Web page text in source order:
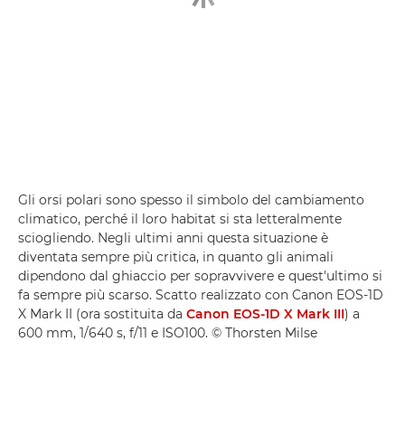
Gli orsi polari sono spesso il simbolo del cambiamento
climatico, perché il loro habitat si sta letteralmente
sciogliendo. Negli ultimi anni questa situazione è
diventata sempre più critica, in quanto gli animali
dipendono dal ghiaccio per sopravvivere e quest'ultimo si
fa sempre più scarso. Scatto realizzato con Canon EOS-1D
X Mark II (ora sostituita da Canon EOS-1D X Mark III) a
600 mm, 1/640 s, f/11 e ISO100. © Thorsten Milse